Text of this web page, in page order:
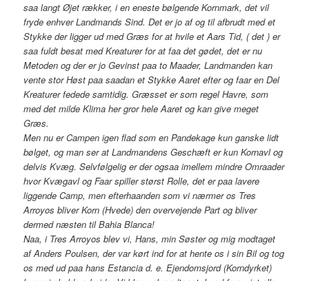
saa langt Øjet rækker, i en eneste bølgende Kornmark, det vil
fryde enhver Landmands Sind. Det er jo af og til afbrudt med et
Stykke der ligger ud med Græs for at hvile et Aars Tid, ( det ) er
saa fuldt besat med Kreaturer for at faa det gødet, det er nu
Metoden og der er jo Gevinst paa to Maader, Landmanden kan
vente stor Høst paa saadan et Stykke Aaret efter og faar en Del
Kreaturer fedede samtidig. Græsset er som regel Havre, som
med det milde Klima her gror hele Aaret og kan give meget
Græs.
Men nu er Campen igen flad som en Pandekage kun ganske lidt
bølget, og man ser at Landmandens Geschæft er kun Kornavl og
delvis Kvæg. Selvfølgelig er der ogsaa imellem mindre Omraader
hvor Kvægavl og Faar spiller størst Rolle, det er paa lavere
liggende Camp, men efterhaanden som vi nærmer os Tres
Arroyos bliver Korn (Hvede) den overvejende Part og bliver
dermed næsten til Bahia Blanca!
Naa, i Tres Arroyos blev vi, Hans, min Søster og mig modtaget
af Anders Poulsen, der var kørt ind for at hente os i sin Bil og tog
os med ud paa hans Estancia d. e. Ejendomsjord (Korndyrket)